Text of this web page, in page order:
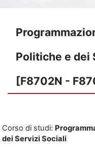
Politiche e dei
[F8702N -
Corso di studi:
dei Servizi Sociali